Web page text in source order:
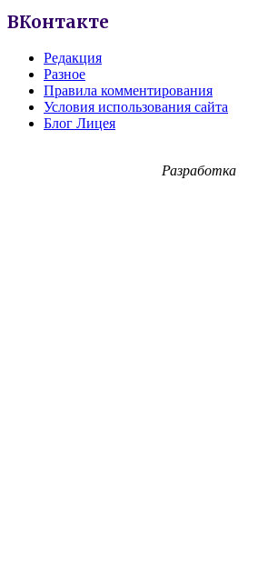
ВКонтакте
Редакция
Разное
Правила комментирования
Условия использования сайта
Блог Лицея
Разработка